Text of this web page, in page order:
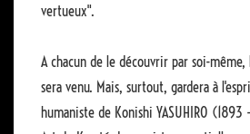
vertueux".
A chacun de le découvrir par soi-
sera venu. Mais, surtout, gardera à
humaniste de Konishi YASUHIRO